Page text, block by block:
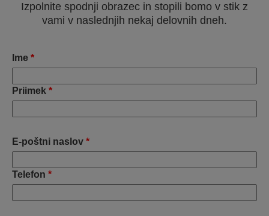
Izpolnite spodnji obrazec in stopili bomo v stik z
vami v naslednjih nekaj delovnih dneh.
Ime *
Priimek *
E-poštni naslov *
Telefon *